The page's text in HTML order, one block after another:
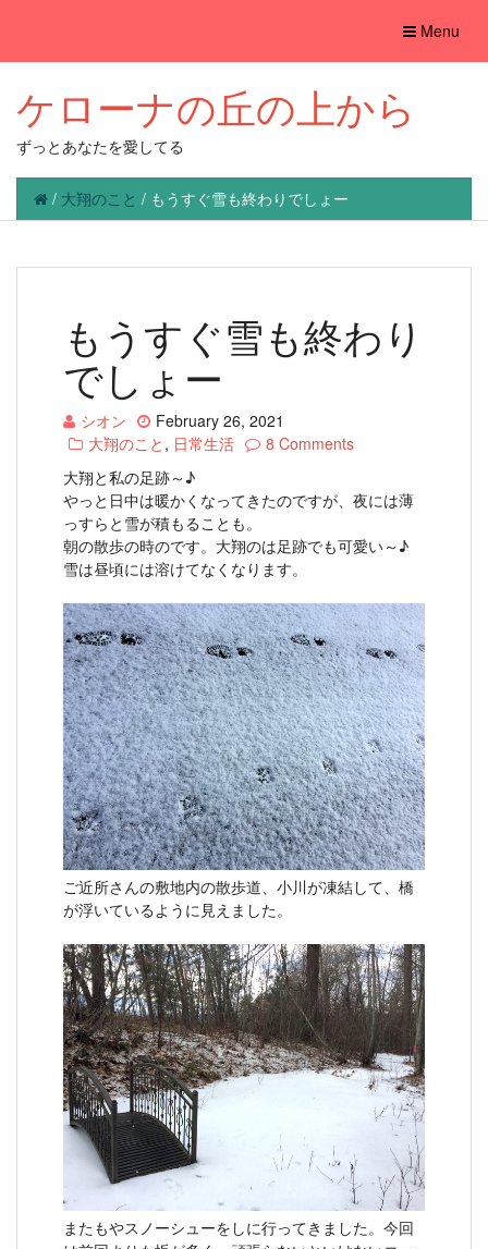
Toggle
Menu
ケローナの丘の上から
ずっとあなたを愛してる
/ 大翔のこと / もうすぐ雪も終わりでしょー
もうすぐ雪も終わり
でしょー
シオン
February 26, 2021
大翔のこと , 日常生活
8 Comments
大翔と私の足跡～♪
やっと日中は暖かくなってきたのですが、夜には薄
っすらと雪が積もることも。
朝の散歩の時のです。大翔のは足跡でも可愛い～♪
雪は昼頃には溶けてなくなります。
ご近所さんの敷地内の散歩道、小川が凍結して、橋
が浮いているように見えました。
またもやスノーシューをしに行ってきました。今回